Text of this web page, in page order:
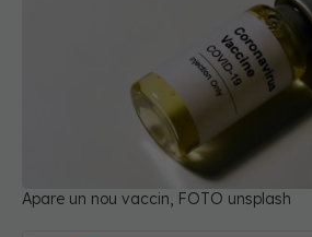
Apare un nou vaccin, FOTO unsplash